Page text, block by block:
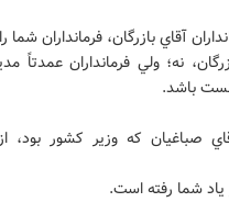
آقاي بازرگان‌، فرمانداران شما
نه‌؛ ولي فرمانداران عمدتاً
باشد.
صباغيان كه وزير كشور بود،
ياد شما رفته است.